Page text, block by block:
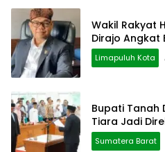
Wakil Rakyat
Dirajo Angkat
Limapuluh Kota
Bupati Tanah
Tiara Jadi
Sumatera Barat